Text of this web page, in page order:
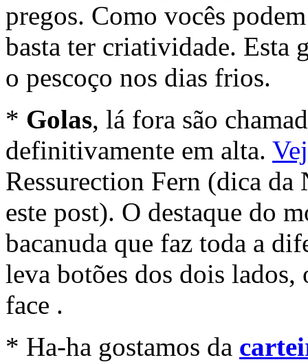
pregos. Como vocês
basta ter criatividade. Esta
o pescoço nos dias frios.
* Golas, lá fora são
definitivamente em alta.
Ressurection Fern (dica
este post). O destaque do
bacanuda que faz toda a
leva botões dos dois
face .
* Ha-ha gostamos da